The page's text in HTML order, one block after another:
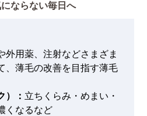
ならない毎日へ
外用薬、注射などさまざま
、薄毛の改善を目指す薄毛
）： 立ちくらみ・めまい・
くなるなど